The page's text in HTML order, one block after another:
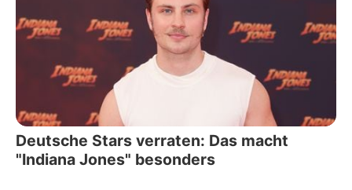
Deutsche Stars verraten: Das macht
"Indiana Jones" besonders